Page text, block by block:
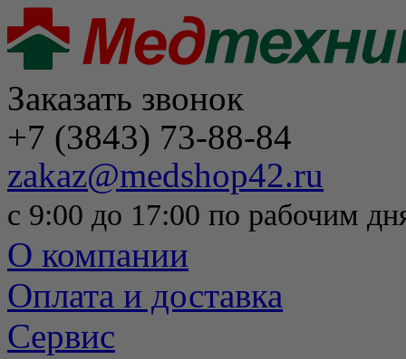
Заказать звонок
+7 (3843) 73-88-84
zakaz@medshop42.ru
с 9:00 до 17:00 по рабочим
О компании
Оплата и доставка
Сервис